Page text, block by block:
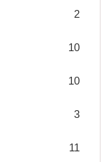
2
10
10
3
11